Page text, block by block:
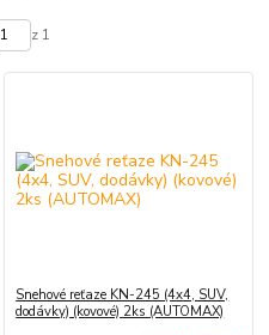
z 1
Snehové reťaze KN-245 (4x4, SUV,
dodávky) (kovové) 2ks (AUTOMAX)